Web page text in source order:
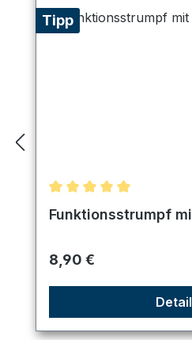
Tipp
Durchschnittliche
Funktionsstrumpf
Regulärer Preis:
8,90 €